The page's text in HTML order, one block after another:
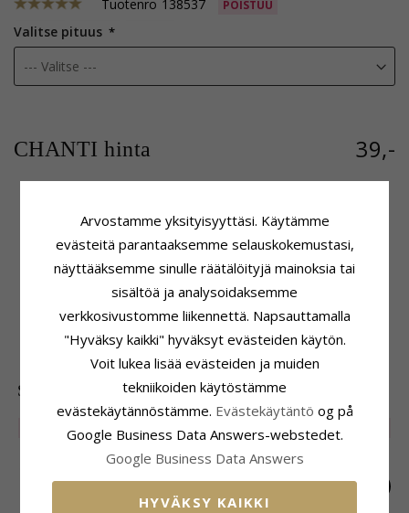
Tuotenro 138537 POISTUU
Valitse pituus
CHANTI hinta 39,-
Merkki:NORDAHL ANDERSEN
Muoto:A
Rannekoru
Oksidoitua Sterlinghopeaa
Kiiltävä
Koko
Läpimitta:8,0 mm
Toimitusaika
Toimitusaika: 4-5 Arkipäivä
SUOSITUIMMAT TUOTTEET LUOKASSA
25% SALE SALE
Arvostamme yksityisyyttäsi. Käytämme
evästeitä parantaaksemme selauskokemustasi,
näyttääksemme sinulle räätälöityjä mainoksia tai
sisältöä ja analysoidaksemme
verkkosivustomme liikennettä. Napsauttamalla
"Hyväksy kaikki" hyväksyt evästeiden käytön.
Voit lukea lisää evästeiden ja muiden
tekniikoiden käytöstämme
evästekäytännöstämme. Evästekäytäntö og på
Google Business Data Answers-webstedet.
Google Business Data Answers
HYVÄKSY KAIKKI